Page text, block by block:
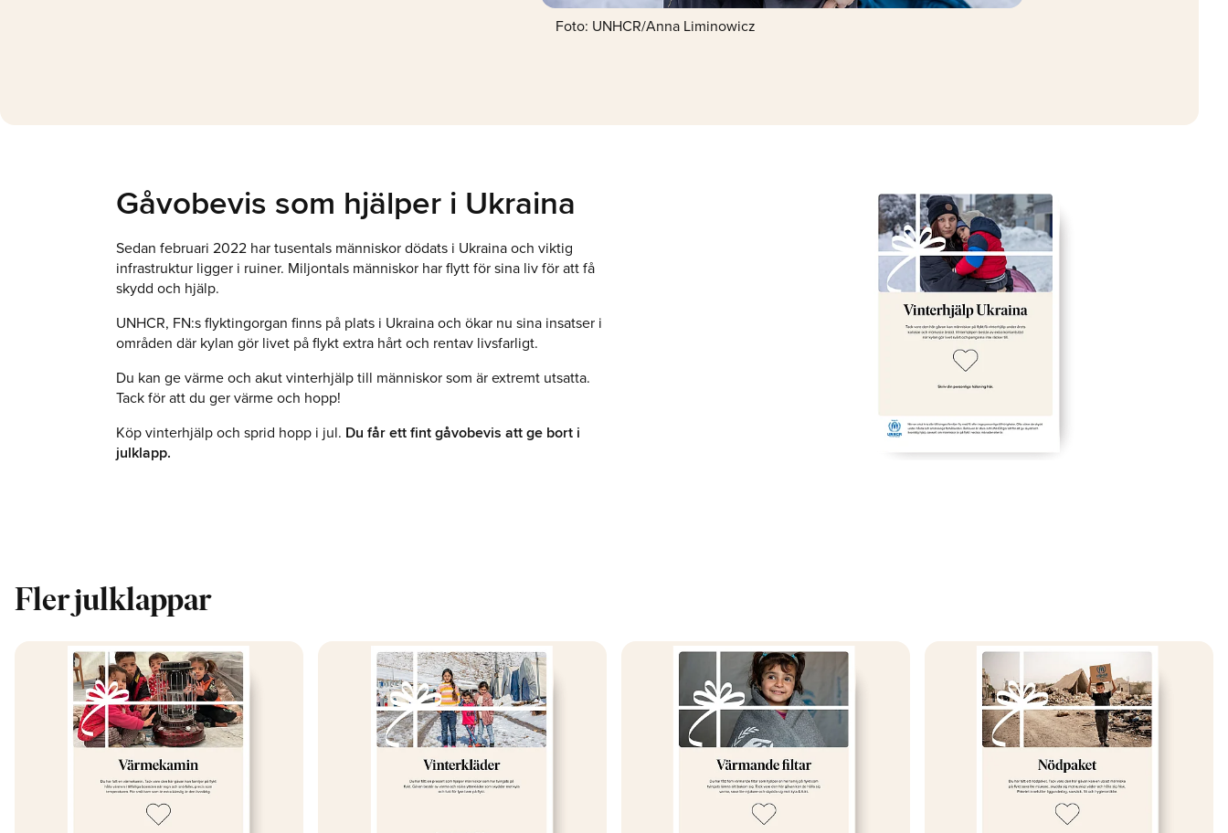
Foto: UNHCR/Anna Liminowicz
Gåvobevis som hjälper i Ukraina
Sedan februari 2022 har tusentals människor dödats i Ukraina och viktig
infrastruktur ligger i ruiner. Miljontals människor har flytt för sina liv för att få
skydd och hjälp.
UNHCR, FN:s flyktingorgan finns på plats i Ukraina och ökar nu sina insatser i
områden där kylan gör livet på flykt extra hårt och rentav livsfarligt.
Du kan ge värme och akut vinterhjälp till människor som är extremt utsatta.
Tack för att du ger värme och hopp!
Köp vinterhjälp och sprid hopp i jul. Du får ett fint gåvobevis att ge bort i
julklapp.
Fler julklappar